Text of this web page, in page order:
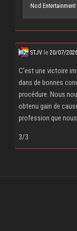
Nod
STJV le 20/07/
C’est une victoire
dans de bonnes
procédure. Nous
obtenu gain de
profession que
3/3